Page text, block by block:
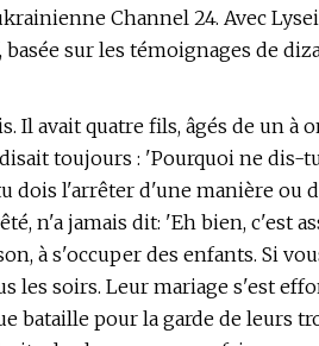
Channel 24. Avec
sur les témoignages de
avait quatre fils, âgés de un à
toujours : 'Pourquoi ne dis-
dois l'arrêter d'une manière ou
n'a jamais dit: 'Eh bien, c'est
à s'occuper des enfants. Si
les soirs. Leur mariage s'est
bataille pour la garde de leurs